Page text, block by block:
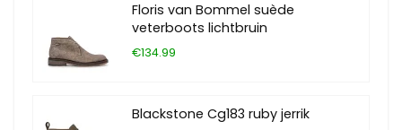
Floris van Bommel suède
veterboots lichtbruin
€134.99
Blackstone Cg183 ruby jerrik